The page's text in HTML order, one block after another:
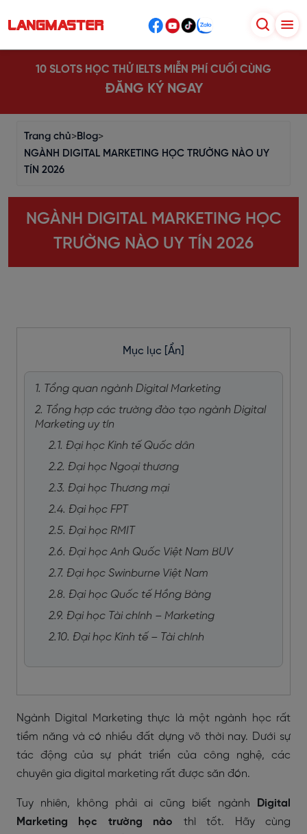
10 SLOTS HỌC THỬ IELTS MIỄN PHÍ CUỐI CÙNG
ĐĂNG KÝ NGAY
Trang chủ>Blog>
NGÀNH DIGITAL MARKETING HỌC TRƯỜNG NÀO UY
TÍN 2026
NGÀNH DIGITAL MARKETING HỌC
TRƯỜNG NÀO UY TÍN 2026
Mục lục [Ẩn]
1. Tổng quan ngành Digital Marketing
2. Tổng hợp các trường đào tạo ngành Digital
Marketing uy tín
2.1. Đại học Kinh tế Quốc dân
2.2. Đại học Ngoại thương
2.3. Đại học Thương mại
2.4. Đại học FPT
2.5. Đại học RMIT
2.6. Đại học Anh Quốc Việt Nam BUV
2.7. Đại học Swinburne Việt Nam
2.8. Đại học Quốc tế Hồng Bàng
2.9. Đại học Tài chính – Marketing
2.10. Đại học Kinh tế – Tài chính
Ngành Digital Marketing thực là một ngành học rất
tiềm năng và có nhiều đất dựng võ thời nay. Dưới sự
tác động của sự phát triển của công nghệ, các
chuyên gia digital marketing rất được săn đón.
Tuy nhiên, không phải ai cũng biết ngành
Digital
Marketing học trường nào thì tốt. Hãy cùng